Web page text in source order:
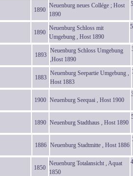
1890
Neuenburg neues Collége ; Host
1890
1890
Neuenburg Schloss mit
Umgebung , Host 1890
1893
Neuenburg Schloss Umgebung
,Host 1890
1883
Neuenburg Seepartie Umgebung ,
Host 1883
1900 Neuenburg Seequai , Host 1900
1890 Neuenburg Stadthaus , Host 1890
1886 Neuenburg Stadtmitte , Host 1886
1850
Neuenburg Totalansicht , Aquat
1850